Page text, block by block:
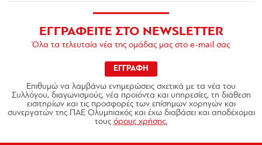
ΕΓΓΡΑΦΕΙΤΕ ΣΤΟ NEWSLETTER
Όλα τα τελευταία νέα της ομάδας μας στο e-mail σας
ΕΓΓΡΑΦΗ
Επιθυμώ να λαμβάνω ενημερώσεις σχετικά με τα νέα του
Συλλόγου, διαγωνισμούς, νέα προϊόντα και υπηρεσίες, τη διάθεση
εισιτηρίων και τις προσφορές των επίσημων χορηγών και
συνεργατών της ΠΑΕ Ολυμπιακός και έχω διαβάσει και αποδέχομαι
τους όρους χρήσης.